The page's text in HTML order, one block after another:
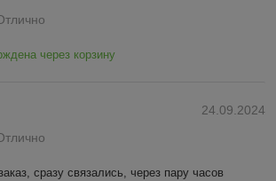
через корзину
24.09.2024
сразу связались, через пару часов